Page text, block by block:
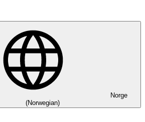
Norge
(Norwegian)